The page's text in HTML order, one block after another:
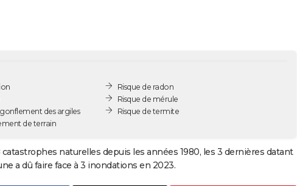
des argiles
de terrain
Risque de radon
Risque de mérule
Risque de termite
naturelles depuis les années 1980, les 3 dernières datant
a dû faire face à 3 inondations en 2023.